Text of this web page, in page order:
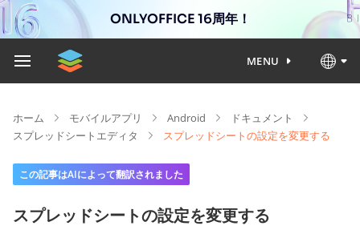
ONLYOFFICE 16周年！
MENU
ホーム モバイルアプリ Android
ドキュメント
スプレッドシートエディタ
スプレッドシートの設定を変更する
この記事はAIによって翻訳されました
スプレッドシートの設定を変更する